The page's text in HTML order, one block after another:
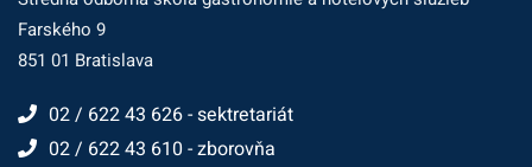
Farského 9
851 01 Bratislava
02 / 622 43 626 - sektretariát
02 / 622 43 610 - zborovňa